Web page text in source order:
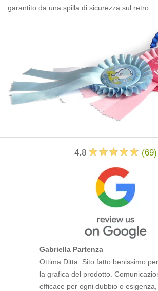
garantito da una spilla di sicurezza sul retro.
4.8 (69)
Gabriella Partenza
Ottima Ditta. Sito fatto benissimo
la grafica del prodotto.
efficace per ogni dubbio o